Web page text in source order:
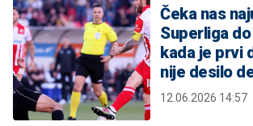
Čeka nas
Superliga
kada je prvi
nije desilo
12.06.2026 14:57